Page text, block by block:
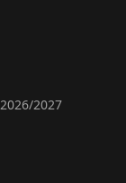
2027